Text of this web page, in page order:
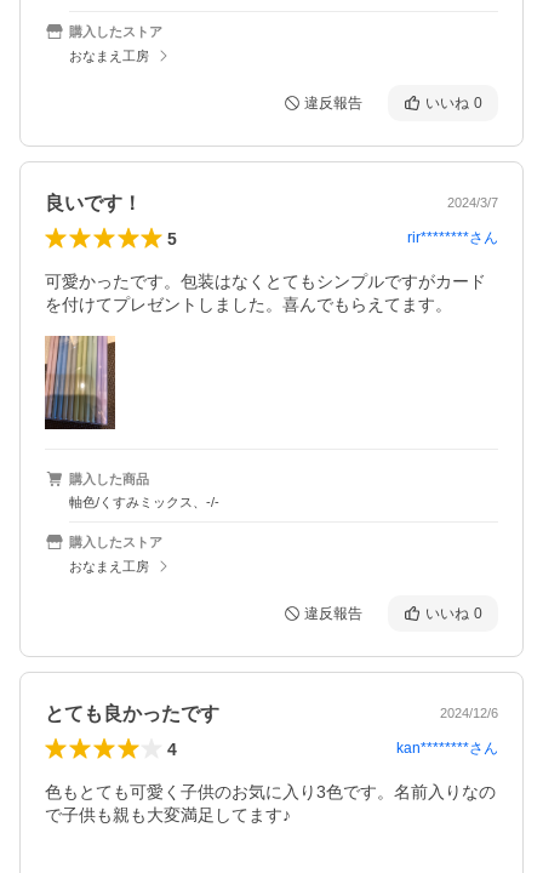
購入したストア
おなまえ工房
違反報告 いいね 0
良いです！ 2024/3/7
5 rir********さん
可愛かったです。包装はなくとてもシンプルですがカード
を付けてプレゼントしました。喜んでもらえてます。
購入した商品
軸色/くすみミックス、-/-
購入したストア
おなまえ工房
違反報告 いいね 0
とても良かったです 2024/12/6
4 kan********さん
色もとても可愛く子供のお気に入り3色です。名前入りなの
で子供も親も大変満足してます♪